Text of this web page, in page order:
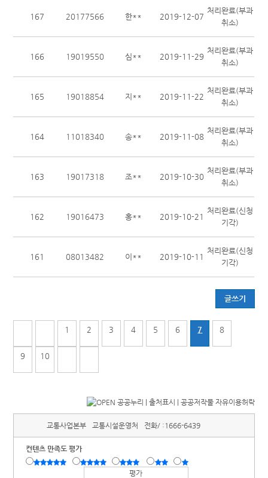
167 20177566 한** 2019-12-07
처리완료(부과
취소)
166 19019550 심** 2019-11-29
처리완료(부과
취소)
165 19018854 지** 2019-11-22
처리완료(부과
취소)
164 11018340 송** 2019-11-08
처리완료(부과
취소)
163 19017318 조** 2019-10-30
처리완료(부과
취소)
162 19016473 홍** 2019-10-21
처리완료(신청
기각)
161 08013482 이** 2019-10-11
처리완료(신청
기각)
글쓰기
1 2 3 4 5 6 7 8
9 10
교통사업본부 교통시설운영처 전화/ : 1666-6439
컨텐츠 만족도 평가